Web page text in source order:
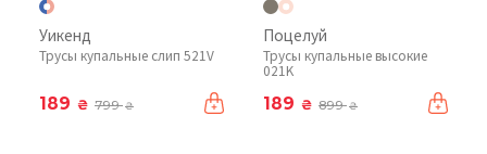
Уикенд
Трусы купальные слип 521V
189 ₴ 799₴
Поцелуй
Трусы купальные высокие
021K
189 ₴ 899₴